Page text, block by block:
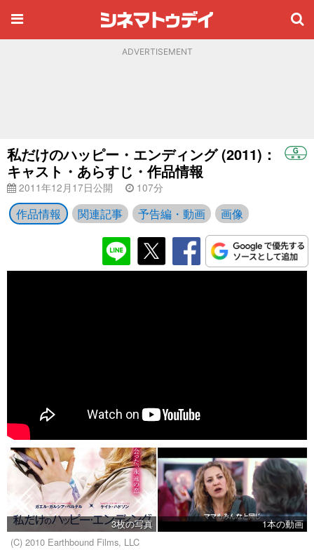
ADVERTISEMENT
私だけのハッピー・エンディング (2011)：
キャスト・あらすじ・作品情報
2011年12月17日公開 107分
作品情報 関連記事 予告編・動画 画像
3枚の写真
1本の動画
(C) 2010 Earthbound Films, LLC